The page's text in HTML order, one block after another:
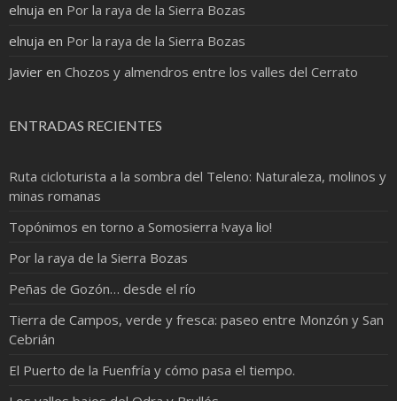
elnuja en Por la raya de la Sierra Bozas
elnuja en Por la raya de la Sierra Bozas
Javier en Chozos y almendros entre los valles del Cerrato
ENTRADAS RECIENTES
Ruta cicloturista a la sombra del Teleno: Naturaleza, molinos y
minas romanas
Topónimos en torno a Somosierra !vaya lio!
Por la raya de la Sierra Bozas
Peñas de Gozón… desde el río
Tierra de Campos, verde y fresca: paseo entre Monzón y San
Cebrián
El Puerto de la Fuenfría y cómo pasa el tiempo.